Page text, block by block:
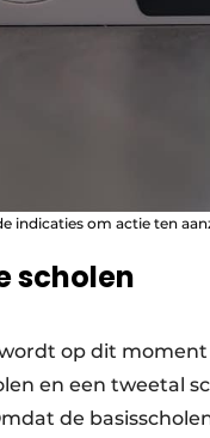
indicaties om actie ten
scholen
op dit
en een tweetal
de